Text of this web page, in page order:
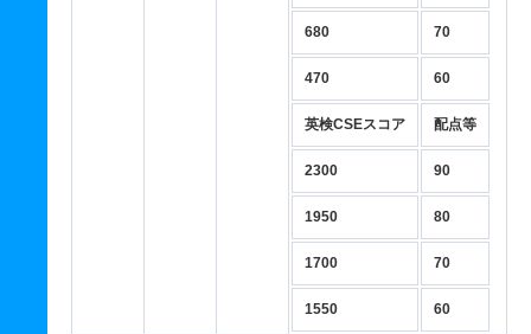
680 70
470 60
英検CSEスコア 配点等
2300 90
1950 80
1700 70
1550 60